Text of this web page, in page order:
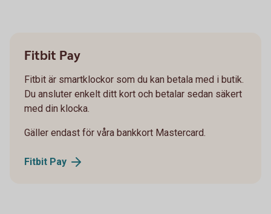
Fitbit Pay
Fitbit är smartklockor som du kan betala med i butik.
Du ansluter enkelt ditt kort och betalar sedan säkert
med din klocka.
Gäller endast för våra bankkort Mastercard.
Fitbit Pay